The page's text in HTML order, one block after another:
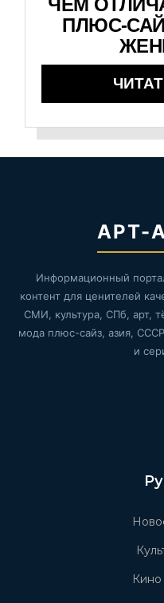
ЧЕМ
ПЛЮС-
АРТ-
Информационный
контент для ценителей
СМИ, культура, СПб, арт,
мода плюс-сайз, азия,
и